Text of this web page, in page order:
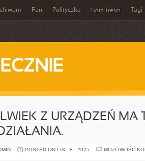
Fan Polityczka Spis Treści Tagi
Z URZĄDZEŃ MA
POSTED ON LIS - 8 - 2025
MOŻLIWOŚĆ